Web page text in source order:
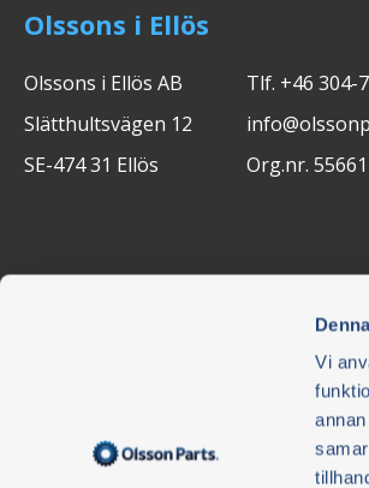
Vi
Olssons i Ellös
Olssons i Ellös AB
Slätthultsvägen 12
SE-474 31 Ellös
Tlf. +46 304-
Org.nr.
Nyhetsbrev
Ikke gå glipp av noe - abonner på